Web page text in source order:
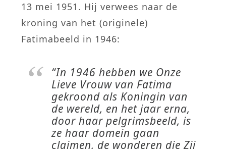
13 mei 1951. Hij verwees naar de
kroning van het (originele)
Fatimabeeld in 1946:
“In 1946 hebben we Onze
Lieve Vrouw van Fatima
gekroond als Koningin van
de wereld, en het jaar erna,
door haar pelgrimsbeeld, is
ze haar domein gaan
claimen, de wonderen die Zij